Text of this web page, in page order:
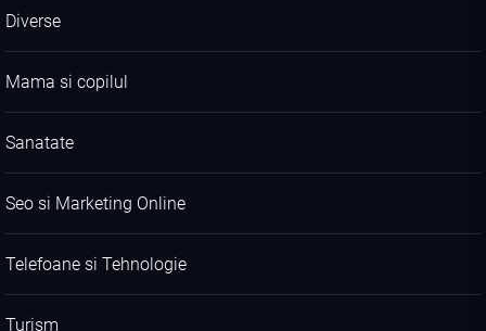
Diverse
Mama si copilul
Sanatate
Seo si Marketing Online
Telefoane si Tehnologie
Turism